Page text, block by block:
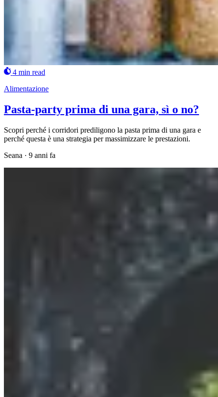
4 min read
Alimentazione
Pasta-party prima di una gara, sì o no?
Scopri perché i corridori prediligono la pasta prima di una gara e
perché questa è una strategia per massimizzare le prestazioni.
Seana · 9 anni fa